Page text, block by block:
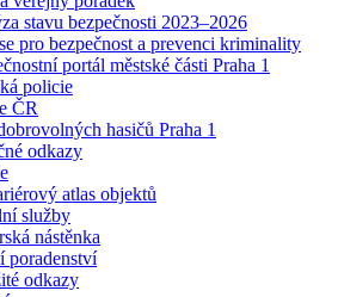
stavu bezpečnosti 2023–2026
pro bezpečnost a prevenci kriminality
portál městské části Praha 1
policie
ČR
hasičů Praha 1
odkazy
atlas objektů
služby
nástěnka
poradenství
odkazy